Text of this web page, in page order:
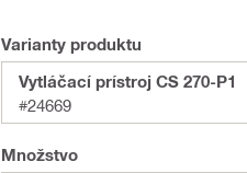
Varianty produktu
Vytláčací prístroj CS 270-P1
#24669
Množstvo